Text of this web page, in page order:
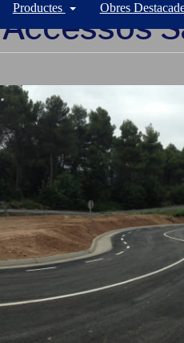
Productes Obres
Accessos